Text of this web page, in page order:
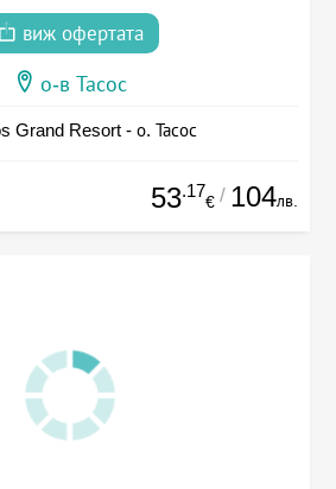
виж офертата
о-в Тасос
Grand Resort - о. Тасос
53.17
€ / 104лв.